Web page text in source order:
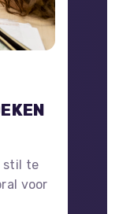
stil te
voor